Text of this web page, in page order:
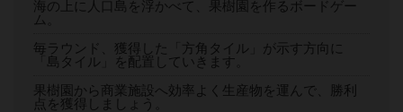
海の上に人口島を浮かべて、果樹園を作るボードゲー
ム。
毎ラウンド、獲得した「方角タイル」が示す方向に
「島タイル」を配置していきます。
果樹園から商業施設へ効率よく生産物を運んで、勝利
点を獲得しましょう。